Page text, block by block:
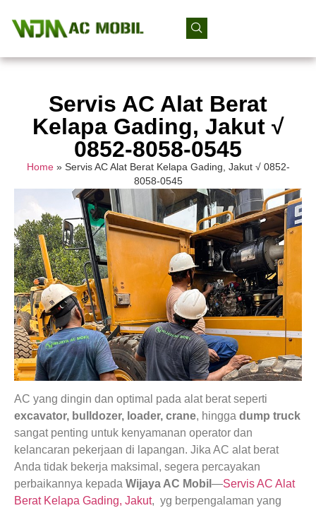
Servis AC Alat Berat
Kelapa Gading, Jakut √
0852-8058-0545
Home» Servis AC Alat Berat Kelapa Gading, Jakut √ 0852-
8058-0545
AC yang dingin dan optimal pada alat berat seperti
excavator, bulldozer, loader, crane, hingga dump truck
sangat penting untuk kenyamanan operator dan
kelancaran pekerjaan di lapangan. Jika AC alat berat
Anda tidak bekerja maksimal, segera percayakan
perbaikannya kepada Wijaya AC Mobil —Servis AC Alat
Berat Kelapa Gading, Jakut, yg berpengalaman yang